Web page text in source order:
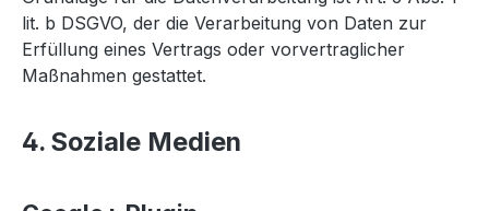
lit. b DSGVO, der die Verarbeitung von Daten zur
Erfüllung eines Vertrags oder vorvertraglicher
Maßnahmen gestattet.
4. Soziale Medien